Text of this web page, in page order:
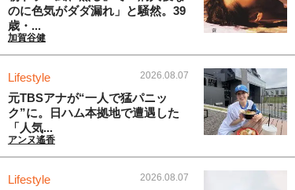
のに色気がダダ漏れ」と騒然。39
歳・...
加賀谷健
Lifestyle 2026.08.07
元TBSアナが“一人で猛パニッ
ク”に。日ハム本拠地で遭遇した
「人気...
アンヌ遙香
Lifestyle 2026.08.07